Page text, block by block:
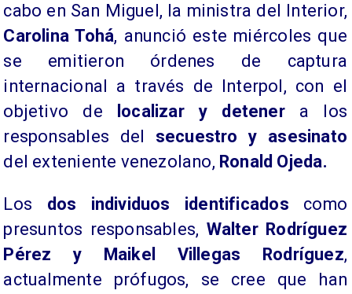
cabo en San Miguel, la ministra del Interior,
Carolina Tohá, anunció este miércoles que
se emitieron órdenes de captura
internacional a través de Interpol, con el
objetivo de
localizar y detenera los
responsables del secuestro y asesinato
del exteniente venezolano, Ronald Ojeda.
​Los dos individuos identificados como
presuntos responsables, Walter Rodríguez
Pérez y Maikel Villegas Rodríguez,
actualmente prófugos, se cree que han